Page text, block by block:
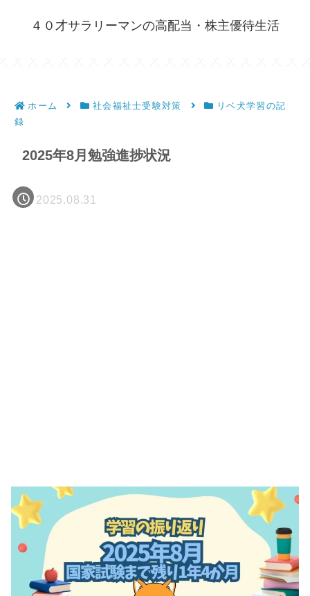
４０才サラリーマンの高配当・株主優待生活
ホーム 社会福祉士受験対策
リベ犬学習の記
録
2025年8月勉強進捗状況
2025.08.31